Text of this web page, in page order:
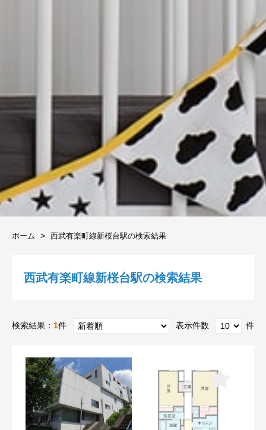
ホーム 西武有楽町線新桜台駅の検索結果
西武有楽町線新桜台駅の検索結果
検索結果： 1件 表示件数 件